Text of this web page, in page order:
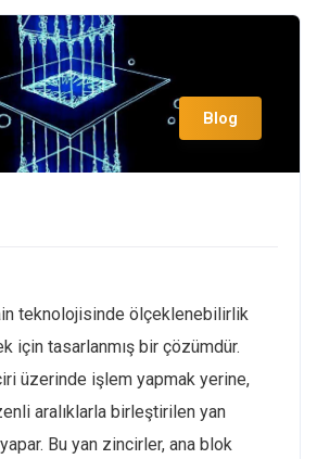
Blog
teknolojisinde ölçeklenebilirlik
için tasarlanmış bir çözümdür.
üzerinde işlem yapmak yerine,
aralıklarla birleştirilen yan
Bu yan zincirler, ana blok